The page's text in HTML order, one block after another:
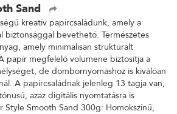
Sand
kreatív papírcsaládunk, amely a
biztonsággal bevethető. Természetes
amely minimálisan strukturált
papír megfelelő volumene biztosítja a
de dombornyomáshoz is kiválóan
A papírcsaládnak jelenleg 13 tagja van,
azaz digitális nyomtatásra is
Style Smooth Sand 300g: Homokszínű,